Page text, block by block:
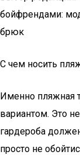
бойфрендами:
брюк
С чем носить
Именно пляжная
вариантом. Это
гардероба
просто не